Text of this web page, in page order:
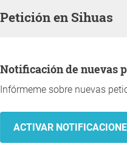
Petición en Sihuas
Notificación de nuevas
Infórmeme sobre nuevas